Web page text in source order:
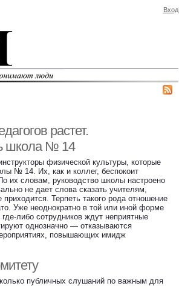
Вход
растет.
школа № 14
физической культуры, которые
№ 14. Их, как и коллег, беспокоит
их словам, руководство школы настроено
не дает слова сказать учителям,
Терпеть такого рода отношение
Уже неоднократно в той или иной форме
либо сотрудников ждут неприятные
однозначно — отказываются
повышающих имидж
публичных слушаний по важным для